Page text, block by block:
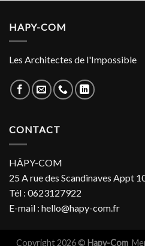
HAPY-COM
Les Architectes de l'Impossible
CONTACT
HÂPY-COM
25 A rue des Scandinaves Appt
Tél : 0623127922
E-mail : hello@hapy-com.fr
Copyright 2026 © Hapy-Com